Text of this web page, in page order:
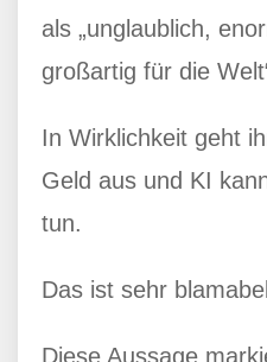
als „unglaublich,
großartig für die
In Wirklichkeit geht
Geld aus und KI
tun.
Das ist sehr
Diese Aussage